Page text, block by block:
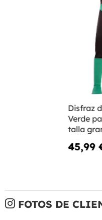
Disfraz
Verde
talla
45,99
FOTOS DE